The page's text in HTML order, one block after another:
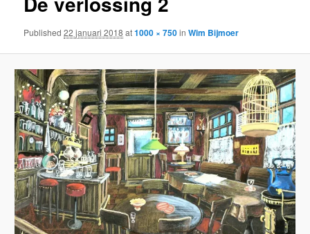
Published22 januari 2018 at1000 × 750inWim Bijmoer